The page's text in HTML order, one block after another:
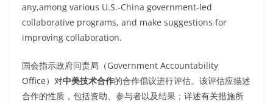
any,among various U.S.-China government-led
collaborative programs, and make suggestions for
improving collaboration.
国会指示政府问责局（Government Accountability
Office）对中美技术合作的合作倡议进行评估。该评估应描述
合作的性质，包括资助、参与者以及结果；详述有关措施所